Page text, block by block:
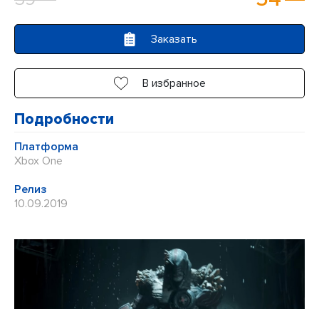
5
Заказать
В избранное
Подробности
Платформа
Xbox One
Релиз
10.09.2019